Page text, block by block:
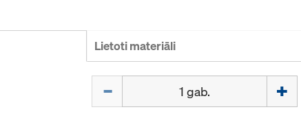
Lietoti materiāli